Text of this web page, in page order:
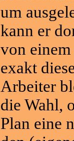
um
kann er
von einem
exakt
Arbeiter
die Wahl,
Plan eine